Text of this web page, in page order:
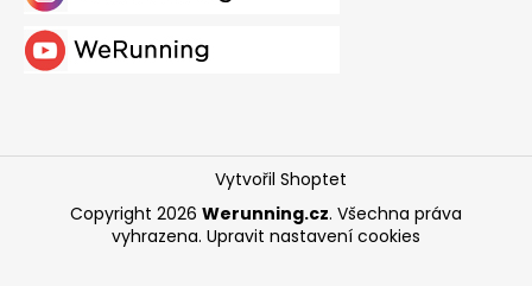
Vytvořil Shoptet
Copyright 2026 Werunning.cz. Všechna práva
vyhrazena. Upravit nastavení cookies